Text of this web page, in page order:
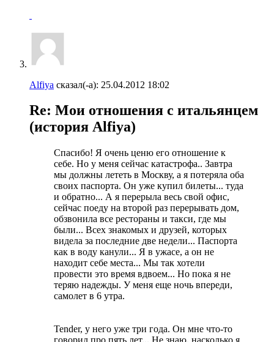
Alfiya сказал(-а): 25.04.2012 18:02
Re: Мои отношения с итальянцем
(история Alfiya)
Спасибо! Я очень ценю его отношение к
себе. Но у меня сейчас катастрофа.. Завтра
мы должны лететь в Москву, а я потеряла оба
своих паспорта. Он уже купил билеты... туда
и обратно... А я перерыла весь свой офис,
сейчас поеду на второй раз перерывать дом,
обзвонила все рестораны и такси, где мы
были... Всех знакомых и друзей, которых
видела за последние две недели... Паспорта
как в воду канули... Я в ужасе, а он не
находит себе места... Мы так хотели
провести это время вдвоем... Но пока я не
теряю надежды. У меня еще ночь впереди,
самолет в 6 утра.
Tender, у него уже три года. Он мне что-то